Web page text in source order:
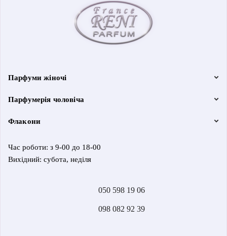
Парфуми жіночі
Парфумерія чоловіча
Флакони
Час роботи: з 9-00 до 18-00
Вихідний: субота, неділя
050 598 19 06
098 082 92 39